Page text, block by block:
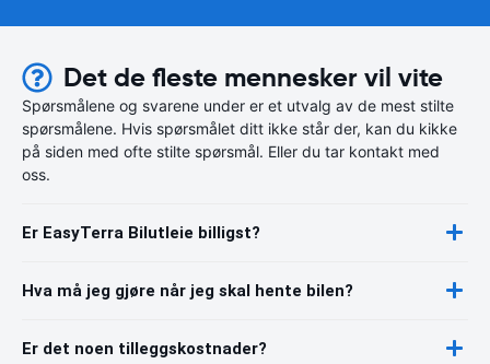
Det de fleste mennesker vil vite
Spørsmålene og svarene under er et utvalg av de mest stilte
spørsmålene. Hvis spørsmålet ditt ikke står der, kan du kikke
på siden med ofte stilte spørsmål. Eller du tar kontakt med
oss.
Er EasyTerra Bilutleie billigst?
Hva må jeg gjøre når jeg skal hente bilen?
Er det noen tilleggskostnader?